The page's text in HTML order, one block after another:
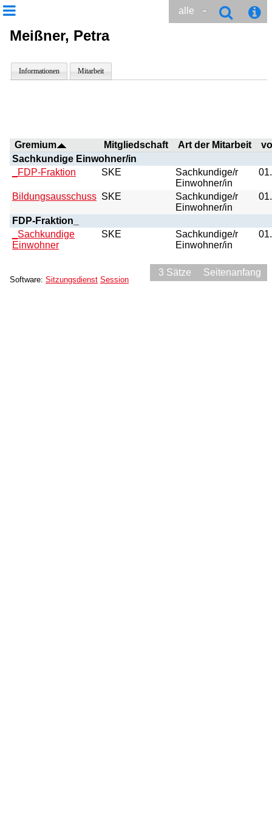
alle
Meißner, Petra
Informationen Mitarbeit
Gremium Mitgliedschaft Art der Mitarbeit
Sachkundige Einwohner/in
_FDP-Fraktion
SKE
Sachkundige/r
Einwohner/in
Bildungsausschuss SKE
Sachkundige/r
Einwohner/in
FDP-Fraktion_
_Sachkundige
Einwohner
SKE
Sachkundige/r
Einwohner/in
3 Sätze Seitenanfang
Software: Sitzungsdienst Session